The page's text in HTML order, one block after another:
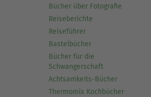
Bücher über Fotografie
Reiseberichte
Reiseführer
Bastelbücher
Bücher für die
Schwangerschaft
Achtsamkeits-Bücher
Thermomix Kochbücher